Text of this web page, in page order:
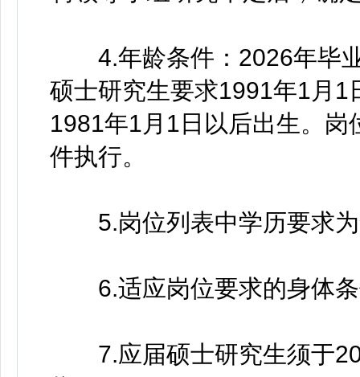
4.年龄条件：2026年毕业
硕士研究生要求1991年1月1
1981年1月1日以后出生。
件执行。
5.岗位列表中学历要求为
6.适应岗位要求的身体条
7.应届硕士研究生须于